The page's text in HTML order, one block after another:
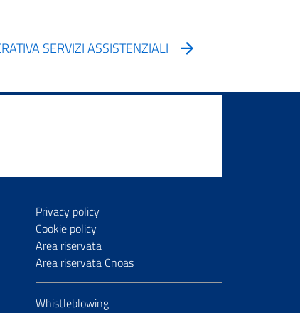
SERVIZI ASSISTENZIALI
Privacy policy
Cookie policy
Area riservata
Area riservata Cnoas
Whistleblowing